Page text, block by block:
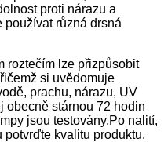
proti nárazu a
používat různá drsná
roztečím lze přizpůsobit
si uvědomuje
prachu, nárazu, UV
obecně stárnou 72 hodin
jsou testovány.Po nalití,
kvalitu produktu.